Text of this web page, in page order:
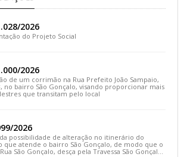
2026
do Projeto Social
2026
de um corrimão na Rua Prefeito João Sampaio,
no bairro São Gonçalo, visando proporcionar mais
que transitam pelo local
2026
possibilidade de alteração no itinerário do
que atende o bairro São Gonçalo, de modo que o
São Gonçalo, desça pela Travessa São Gonçalo